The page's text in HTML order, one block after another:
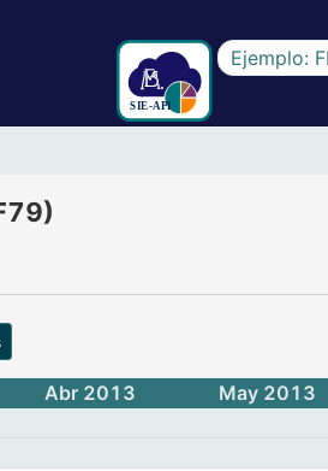
Escriba el
Abr 2013 May 2013